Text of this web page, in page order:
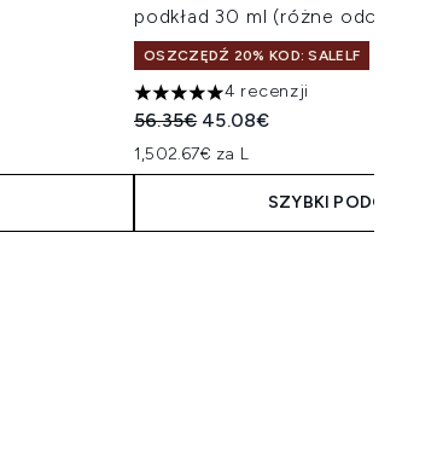
podkład 30 ml (różne odcienie)
OSZCZĘDŹ 20% KOD: SALELF
5 gwiazdek na maksymalnie 5
4 recenzji
Sugerowana cena detaliczna:
56.35€ Aktualna cena:
45.08€
1,502.67€ za L
SZYBKI PODGLĄD